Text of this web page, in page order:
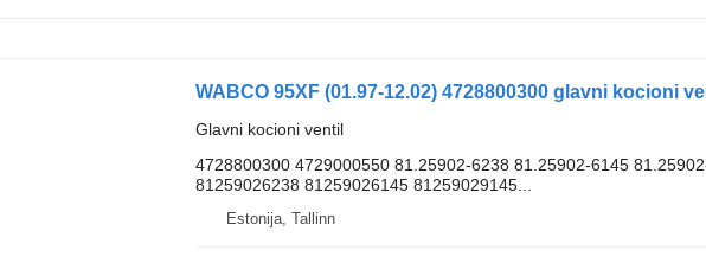
Glavni kocioni ventil
4728800300 4729000550 81.25902-6238 81.25902-6145
81259026238 81259026145 81259029145...
Estonija, Tallinn